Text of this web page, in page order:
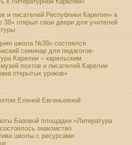
и писателей Республики Карелия» в
открыл свои двери для учителей
школа №38» состоялся
семинар для педагогов-
Карелии – карельским
поэтов и писателей Карелии
открытых уроков»
Еленой Евгеньевной
Базовой площадки «Литература
знакомство
школы с ресурсами